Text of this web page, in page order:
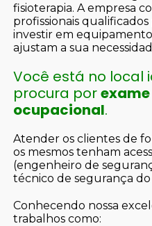
fisioterapia. A empresa
profissionais
investir em
ajustam a sua
Você está no local
procura por
ocupacional.
Atender os clientes de
os mesmos tenham
(engenheiro de
técnico de segurança
Conhecendo nossa
trabalhos como: